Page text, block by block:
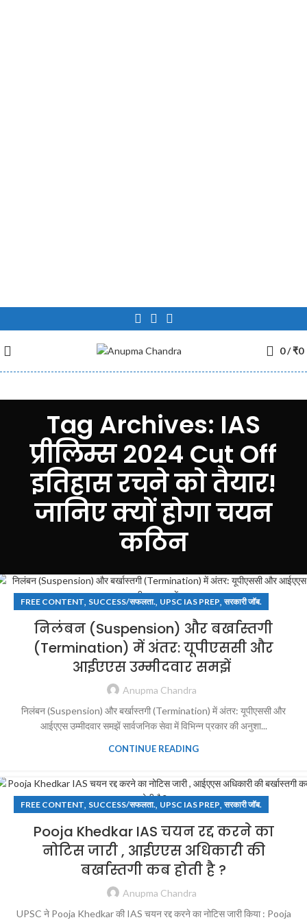
0/₹0
Tag Archives: IAS
प्रीलिम्स 2024 Cut Off
इतिहास रचने को तैयार!
जानिए क्यों होगा चयन
कठिन
FREE CONTENT, SUCCESS/सफलता., UPSC IAS PREP, सरकारी जॉब.
निलंबन (Suspension) और बर्खास्तगी
(Termination) में अंतर: यूपीएससी और
आईएएस उम्मीदवार समझें
Anupma Chandra
निलंबन (Suspension) और बर्खास्तगी (Termination) में अंतर: यूपीएससी और
आईएएस उम्मीदवार समझें सार्वजनिक सेवा में विभिन्न प्रकार की अनुशा...
CONTINUE READING
FREE CONTENT, SUCCESS/सफलता., UPSC IAS PREP, सरकारी जॉब.
Pooja Khedkar IAS चयन रद्द करने का
नोटिस जारी , आईएएस अधिकारी की
बर्खास्तगी कब होती है ?
Anupma Chandra
UPSC ने Pooja Khedkar की IAS चयन रद्द करने का नोटिस जारी किया : Pooja